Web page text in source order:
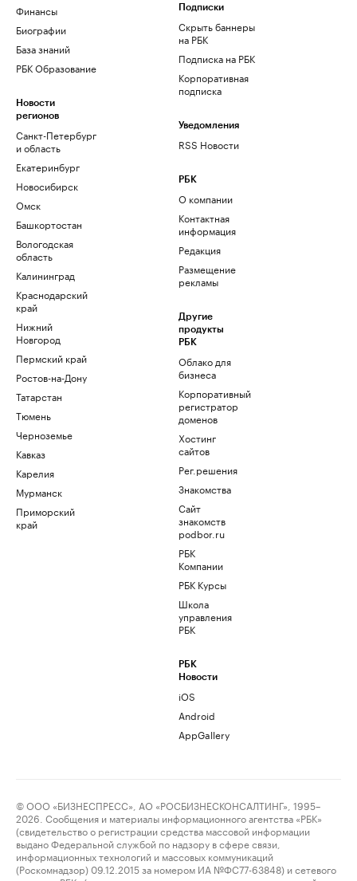
Финансы
Биографии
База знаний
РБК Образование
Новости
регионов
Санкт-Петербург
и область
Екатеринбург
Новосибирск
Омск
Башкортостан
Вологодская
область
Калининград
Краснодарский
край
Нижний
Новгород
Пермский край
Ростов-на-Дону
Татарстан
Тюмень
Черноземье
Кавказ
Карелия
Мурманск
Приморский
край
Подписки
Скрыть баннеры
на РБК
Подписка на РБК
Корпоративная
подписка
Уведомления
RSS Новости
РБК
О компании
Контактная
информация
Редакция
Размещение
рекламы
Другие
продукты
РБК
Облако для
бизнеса
Корпоративный
регистратор
доменов
Хостинг
сайтов
Рег.решения
Знакомства
Сайт
знакомств
podbor.ru
РБК
Компании
РБК Курсы
Школа
управления
РБК
РБК
Новости
iOS
Android
AppGallery
© ООО «БИЗНЕСПРЕСС», АО «РОСБИЗНЕСКОНСАЛТИНГ», 1995–
2026. Сообщения и материалы информационного агентства «РБК»
(свидетельство о регистрации средства массовой информации
выдано Федеральной службой по надзору в сфере связи,
информационных технологий и массовых коммуникаций
(Роскомнадзор) 09.12.2015 за номером ИА №ФС77-63848) и сетевого